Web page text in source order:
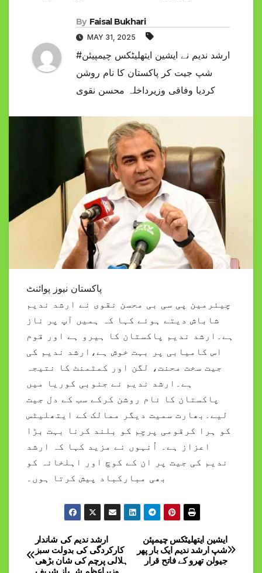
By Faisal Bukhari
MAY 31, 2025
#ارشد ندیم نے ایشین ایتھلیٹکس چیمپیئن
شپ جیت کر پاکستان کا نام روشن
کردیا وفاقی وزیرداخلہ محسن نقوی
پاکستان نیوز پوائنٹ
چیئرمین پی سی بی محسن نقوی نے ارشد ندیم
شاباش دیتے ہوئے کہا کہ ہمیں آپ پر ناز
ہے۔ارشد ندیم پاکستان کا ہیرو ہے اور قوم
اس کامیابی پر بہت خوش ہے،ارشد ندیم کی
جیت سخت محنت، لگن اور کمٹمنٹ کا نتیجہ
ہے۔ارشد ندیم نے جنوبی کوریا میں
پاکستان کا نام روشن کرکے سب کے دل جیت
لیے۔بھارت سمیت دیگر ممالک کے ایتھلیٹس
کو ہرا کرقومی پرچم کو بلند کرنا بہت بڑا
اعزاز ہے۔ اُنہوں نے مزید کہا کہ ارشد
ندیم کی جیت پر ان کے کوچ اور اہلخانہ کو
بھی مبارکباد پیش کرتا ہوں۔
Post
ایشین ایتھلیٹکس چیمپئن
شپ ارشد ندیم ایک بار پھر
جیولن تھرو کے فاتح قرار
ارشد ندیم کی شاندار
کارکردگی کی بدولت سبز
ہلالی پرچم کی شان بڑھی